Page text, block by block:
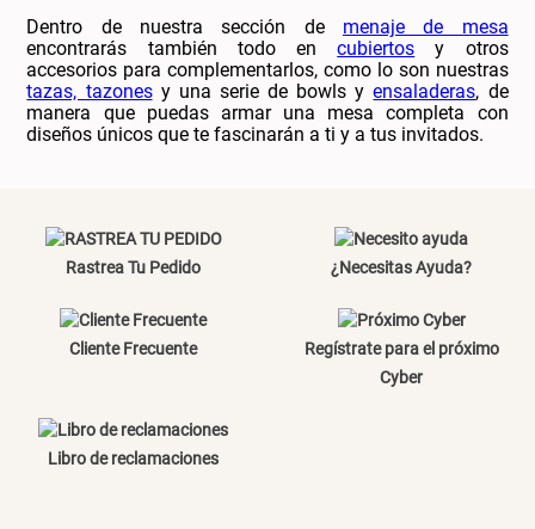
Dentro de nuestra sección de menaje de mesa
encontrarás también todo encubiertos y otros
accesorios para complementarlos, como lo son nuestras
tazas, tazonesy una serie de bowls yensaladeras, de
manera que puedas armar una mesa completa con
diseños únicos que te fascinarán a ti y a tus invitados.
Rastrea Tu Pedido ¿Necesitas Ayuda?
Cliente Frecuente
Regístrate para el próximo
Cyber
Libro de reclamaciones